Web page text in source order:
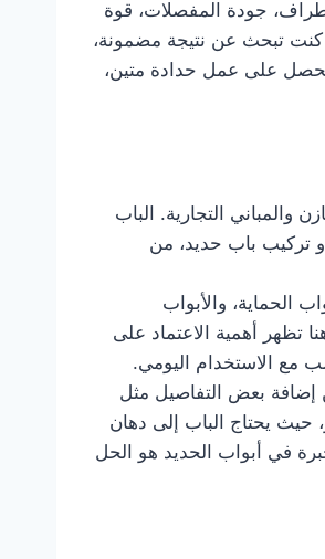
جودة المفصلات، قوة
كنت تبحث عن نتيجة مضمونة،
تحصل على عمل حدادة متين،
والمباني التجارية. الباب
تركيب باب حديد، من
الحماية، والأبواب
تظهر أهمية الاعتماد على
مع الاستخدام اليومي.
إضافة بعض التفاصيل مثل
حيث يحتاج الباب إلى دهان
في أبواب الحديد هو الحل